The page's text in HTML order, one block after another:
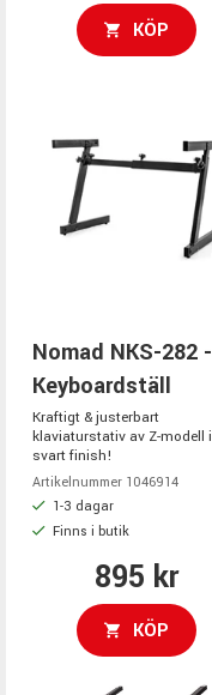
KÖP
Nomad NKS-282 -
Keyboardställ
Kraftigt & justerbart
klaviaturstativ av Z-modell i
svart finish!
Artikelnummer 1046914
1-3 dagar
Finns i butik
895 kr
KÖP